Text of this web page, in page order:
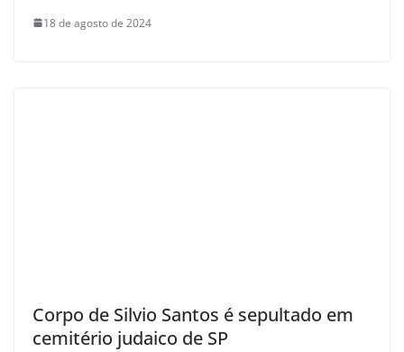
18 de agosto de 2024
Corpo de Silvio Santos é sepultado em
cemitério judaico de SP